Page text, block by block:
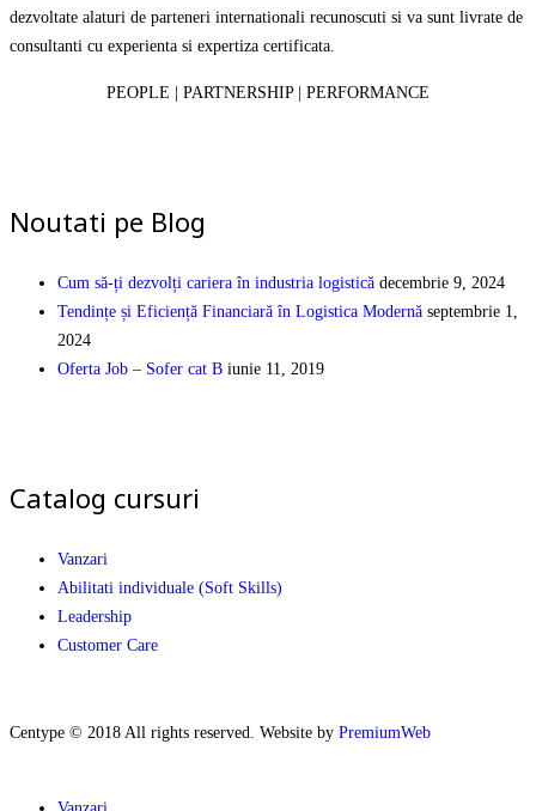
dezvoltate alaturi de parteneri internationali recunoscuti si va sunt livrate de
consultanti cu experienta si expertiza certificata.
PEOPLE | PARTNERSHIP | PERFORMANCE
Noutati pe Blog
Cum să-ți dezvolți cariera în industria logistică decembrie 9, 2024
Tendințe și Eficiență Financiară în Logistica Modernă septembrie 1,
2024
Oferta Job – Sofer cat B iunie 11, 2019
Catalog cursuri
Vanzari
Abilitati individuale (Soft Skills)
Leadership
Customer Care
Centype © 2018 All rights reserved. Website by PremiumWeb
Vanzari